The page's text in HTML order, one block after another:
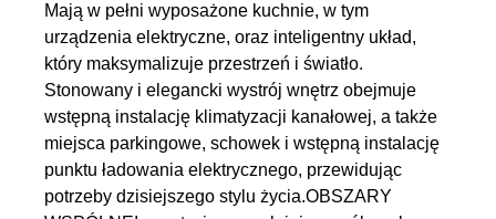
Mają w pełni wyposażone kuchnie, w tym
urządzenia elektryczne, oraz inteligentny układ,
który maksymalizuje przestrzeń i światło.
Stonowany i elegancki wystrój wnętrz obejmuje
wstępną instalację klimatyzacji kanałowej, a także
miejsca parkingowe, schowek i wstępną instalację
punktu ładowania elektrycznego, przewidując
potrzeby dzisiejszego stylu życia.OBSZARY